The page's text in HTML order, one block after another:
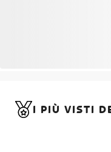
I PIÙ VISTI